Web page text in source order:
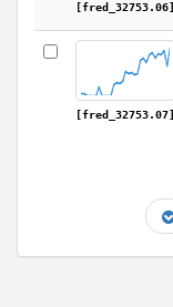
[fred_32753.06]
[fred_32753.07]